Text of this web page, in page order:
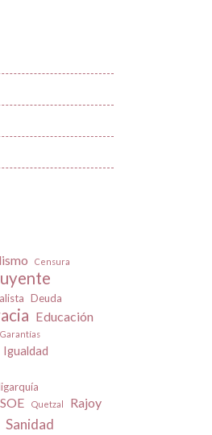
Censura
Deuda
Educación
Garantías
Igualdad
Quetzal Rajoy
Sanidad